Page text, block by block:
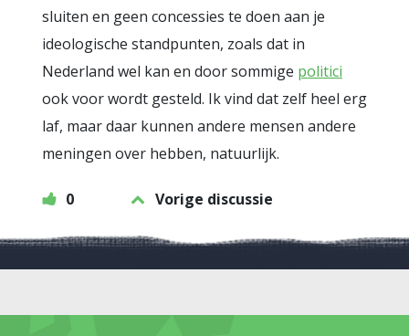
sluiten en geen concessies te doen aan je
ideologische standpunten, zoals dat in
Nederland wel kan en door sommige politici
ook voor wordt gesteld. Ik vind dat zelf heel erg
laf, maar daar kunnen andere mensen andere
meningen over hebben, natuurlijk.
0 Vorige discussie